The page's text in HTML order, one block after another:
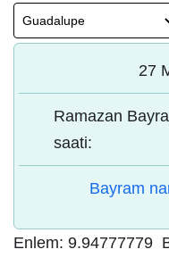
27
Ramazan
saati:
Bayram
Enlem: 9.94777779